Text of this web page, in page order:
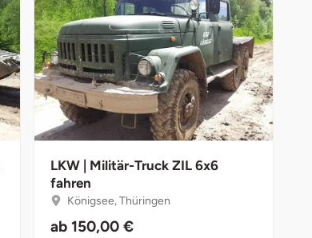
LKW | Militär-Truck ZIL 6x6
fahren
Königsee, Thüringen
ab 150,00 €